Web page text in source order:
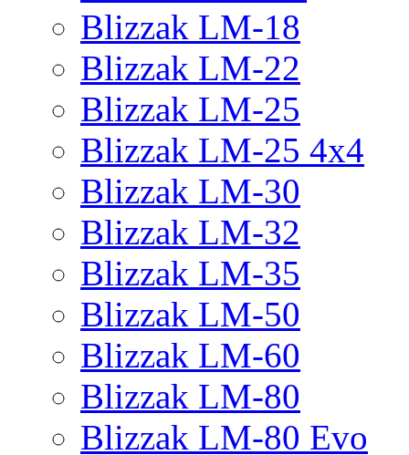
Blizzak LM-18
Blizzak LM-22
Blizzak LM-25
Blizzak LM-25 4x4
Blizzak LM-30
Blizzak LM-32
Blizzak LM-35
Blizzak LM-50
Blizzak LM-60
Blizzak LM-80
Blizzak LM-80 Evo